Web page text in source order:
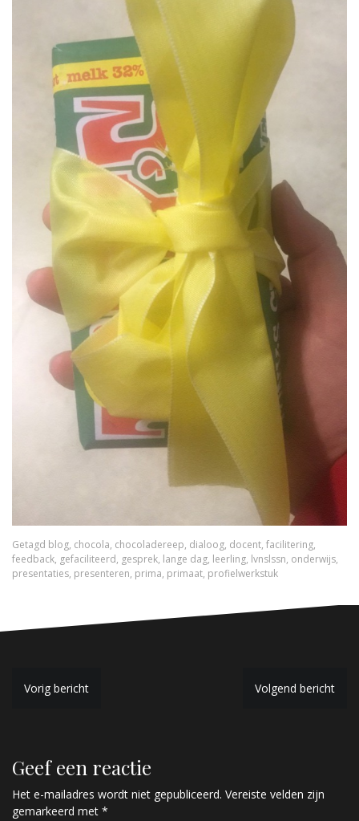
Getagd blog, chocola, chocoladereep, dialoog, docent, facilitering,
feedback, gefaciliteerd, gesprek, lange dag, leerling, lvnslssn, onderwijs,
presentaties, presenteren, prima, primaat, profielwerkstuk
B
i
c
Vorig bericht Volgend bericht
Geef een reactie
Het e-mailadres wordt niet gepubliceerd. Vereiste velden zijn
gemarkeerd met *